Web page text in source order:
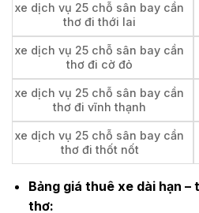
xe dịch vụ 25 chỗ sân bay cần
thơ đi thới lai
xe dịch vụ 25 chỗ sân bay cần
thơ đi cờ đỏ
xe dịch vụ 25 chỗ sân bay cần
thơ đi vĩnh thạnh
xe dịch vụ 25 chỗ sân bay cần
thơ đi thốt nốt
Bảng giá thuê xe dài hạn –
thơ: